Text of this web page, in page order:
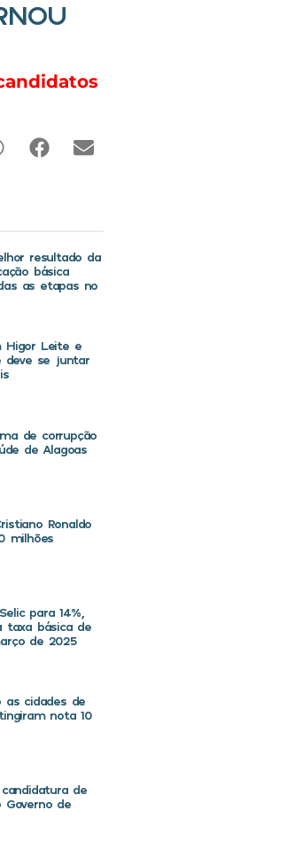
resultado da
básica
as etapas no
Higor Leite e
deve se juntar
de corrupção
de Alagoas
Ronaldo
milhões
para 14%,
taxa básica de
de 2025
as cidades de
nota 10
de
Governo de